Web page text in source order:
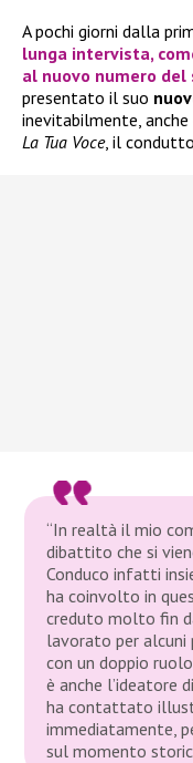
A pochi giorni dalla
lunga intervista,
al nuovo numero
presentato il suo
inevitabilmente, anche
La Tua Voce, il
“In realtà il mio
dibattito che si
Conduco infatti
ha coinvolto in
creduto molto fin
lavorato per alcuni
con un doppio
è anche l’ideatore
ha contattato
immediatamente,
sul momento